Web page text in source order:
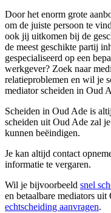
Door het enorm grote
om de juiste persoon te
ook jij uitkomen bij de
de meest geschikte partij
gespecialiseerd op een
werkgever? Zoek naar
relatieproblemen en wil je
mediator scheiden in Oud
Scheiden in Oud Ade is
scheiden uit Oud Ade zal
kunnen beëindigen.
Je kan altijd contact
informatie te vergaren.
Wil je bijvoorbeeld snel
en betaalbare mediators
echtscheiding aanvragen.